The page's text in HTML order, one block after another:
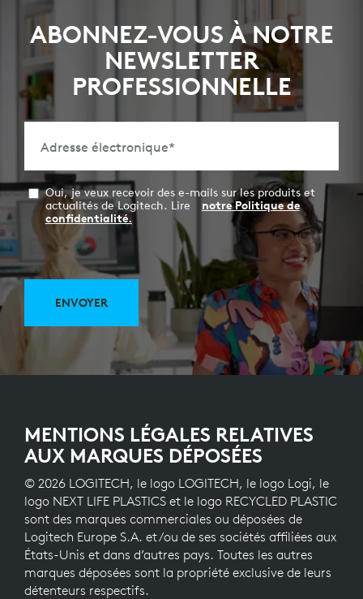
ABONNEZ-VOUS À NOTRE
NEWSLETTER
PROFESSIONNELLE
Adresse électronique*
Oui, je veux recevoir des e-mails sur les produits et
actualités de Logitech. Lire
notre Politique de
confidentialité.
ENVOYER
MENTIONS LÉGALES RELATIVES
AUX MARQUES DÉPOSÉES
© 2026 LOGITECH, le logo LOGITECH, le logo Logi, le
logo NEXT LIFE PLASTICS et le logo RECYCLED PLASTIC
sont des marques commerciales ou déposées de
Logitech Europe S.A. et/ou de ses sociétés affiliées aux
États-Unis et dans d’autres pays. Toutes les autres
marques déposées sont la propriété exclusive de leurs
détenteurs respectifs.